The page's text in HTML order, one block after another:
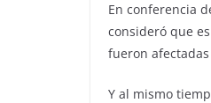
En conferencia
consideró que
fueron
Y al mismo